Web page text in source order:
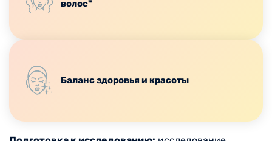
волос"
Баланс здоровья и красоты